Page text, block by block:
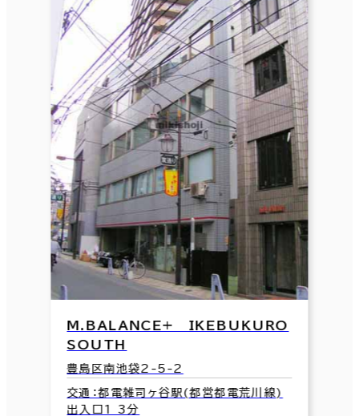
M.BALANCE+ IKEBUKURO
SOUTH
豊島区南池袋2-5-2
交通：都電雑司ヶ谷駅(都営都電荒川線)
出入口1 3分